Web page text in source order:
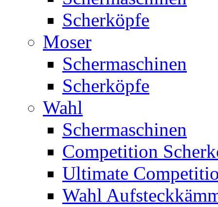
Scherköpfe
Moser
Schermaschinen
Scherköpfe
Wahl
Schermaschinen
Competition
Ultimate
Wahl